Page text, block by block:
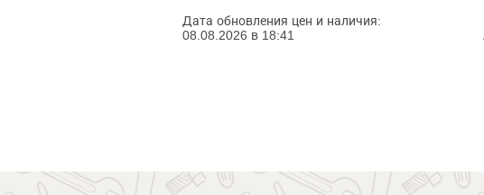
Дата обновления цен и наличия:
08.08.2026 в 18:41